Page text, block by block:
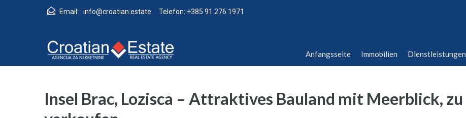
Email: : info@croatian.estate Telefon: +385 91 276 1971
Anfangsseite Immobilien Dienstleistungen
Insel Brac, Lozisca – Attraktives Bauland mit Meerblick, zu